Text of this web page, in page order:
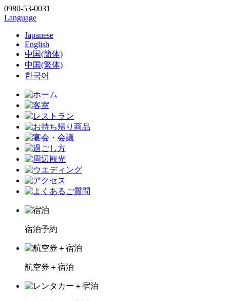
0980-53-0031
Language
Japanese
English
中国(簡体)
中国(繁体)
한국어
宿泊予約
航空券＋宿泊